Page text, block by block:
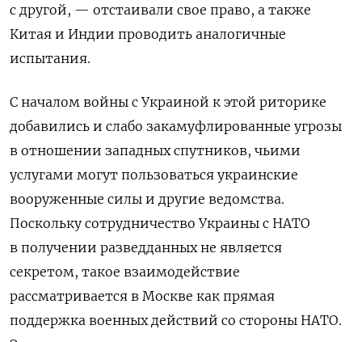
с другой, — отстаивали свое право, а также
Китая и Индии проводить аналогичные
испытания.
С началом войны с Украиной к этой риторике
добавились и слабо закамуфлированные угрозы
в отношении западных спутников, чьими
услугами могут пользоваться украинские
вооруженные силы и другие ведомства.
Поскольку сотрудничество Украины с НАТО
в получении разведданных не является
секретом, такое взаимодействие
рассматривается в Москве как прямая
поддержка военных действий со стороны НАТО.